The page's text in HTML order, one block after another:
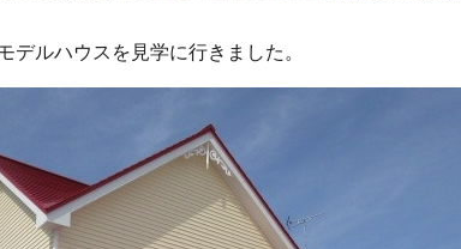
ルハウスを見学に行きました。